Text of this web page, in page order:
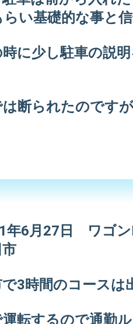
らい基礎的な事と
に少し駐車の説
断られたのです
年6月27日 ワゴン
市
3時間のコースは
転するので通勤